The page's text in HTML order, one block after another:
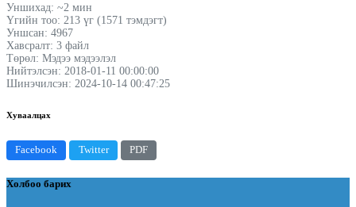
Уншихад: ~2 мин
Үгийн тоо: 213 үг (1571 тэмдэгт)
Уншсан: 4967
Хавсралт: 3 файл
Төрөл: Мэдээ мэдээлэл
Нийтэлсэн: 2018-01-11 00:00:00
Шинэчилсэн: 2024-10-14 00:47:25
Хуваалцах
Facebook Twitter PDF
Холбоо барих